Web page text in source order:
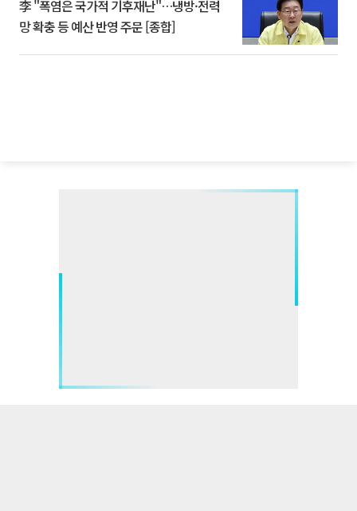
李 "폭염은 국가적 기후재난"…냉방·전력
망 확충 등 예산 반영 주문 [종합]